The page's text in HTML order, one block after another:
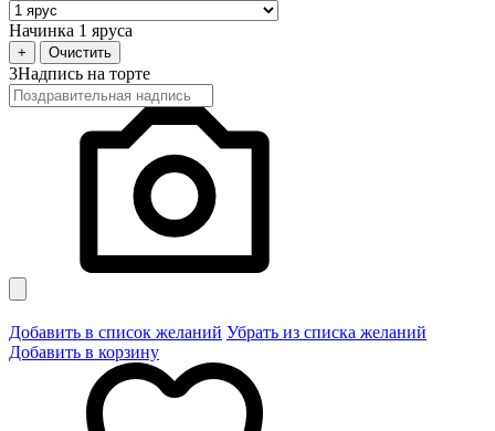
Начинка 1 яруса
+ Очистить
3Надпись на торте
Добавить в список желаний Убрать из списка желаний
Добавить в корзину